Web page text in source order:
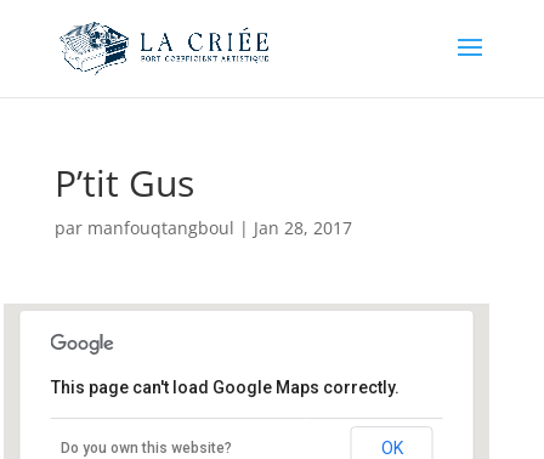
P’tit Gus
par manfouqtangboul | Jan 28, 2017
Auberge La Maison Neuve 35490 Chauvigné -
This page can't load Google Maps correctly.
Do you own this website? OK